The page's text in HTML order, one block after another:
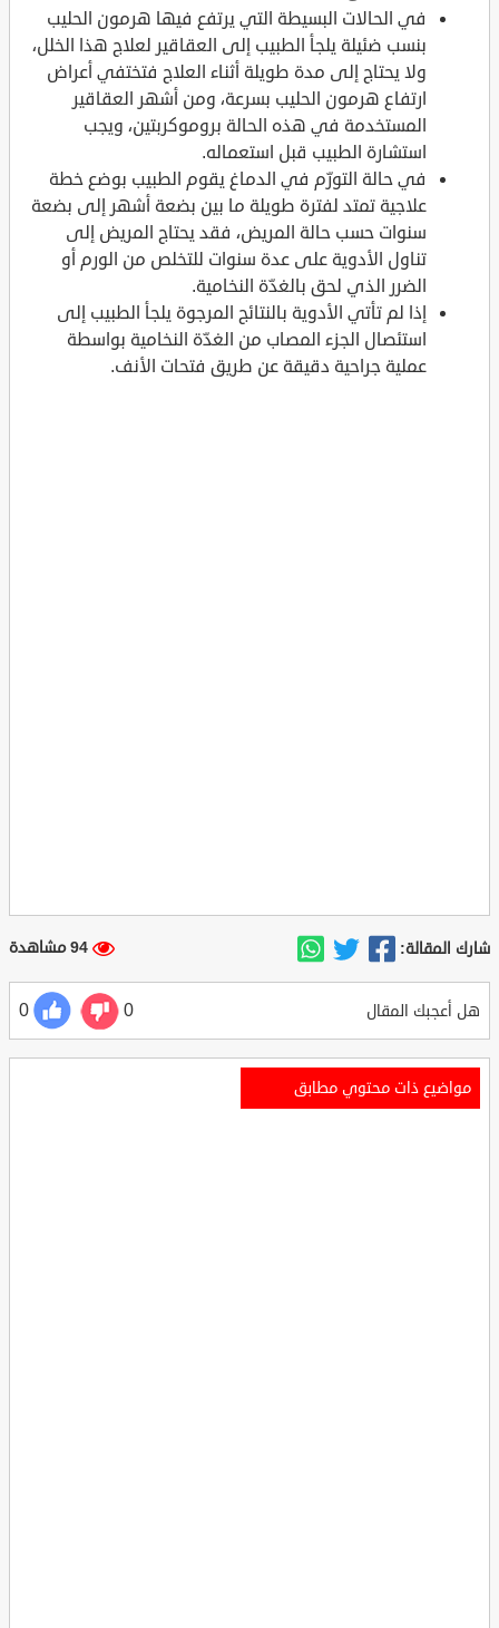
في الحالات البسيطة التي يرتفع فيها هرمون الحليب
بنسب ضئيلة يلجأ الطبيب إلى العقاقير لعلاج هذا الخلل،
ولا يحتاج إلى مدة طويلة أثناء العلاج فتختفي أعراض
ارتفاع هرمون الحليب بسرعة، ومن أشهر العقاقير
المستخدمة في هذه الحالة بروموكربتين، ويجب
استشارة الطبيب قبل استعماله.
في حالة التورّم في الدماغ يقوم الطبيب بوضع خطة
علاجية تمتد لفترة طويلة ما بين بضعة أشهر إلى بضعة
سنوات حسب حالة المريض، فقد يحتاج المريض إلى
تناول الأدوية على عدة سنوات للتخلص من الورم أو
الضرر الذي لحق بالغدّة النخامية.
إذا لم تأتي الأدوية بالنتائج المرجوة يلجأ الطبيب إلى
استئصال الجزء المصاب من الغدّة النخامية بواسطة
عملية جراحية دقيقة عن طريق فتحات الأنف.
شارك المقالة: 94 مشاهدة
هل أعجبك المقال 0
0
مواضيع ذات محتوي مطابق